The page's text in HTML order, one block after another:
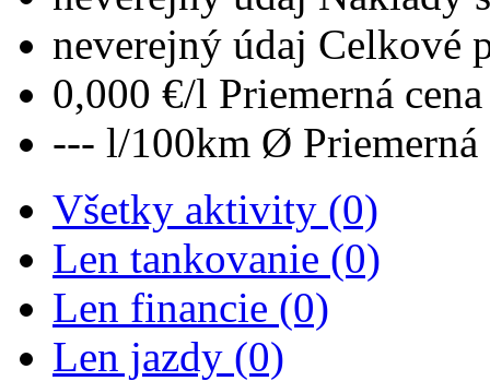
neverejný údaj Celkové
0,000 €/l Priemerná
--- l/100km Ø Priemerná
Všetky aktivity (0)
Len tankovanie (0)
Len financie (0)
Len jazdy (0)